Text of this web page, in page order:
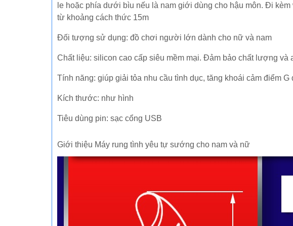
le hoặc phía dưới bìu nếu là nam giới dùng cho hậu môn. Đi
từ khoảng cách thức 15m
Đối tượng sử dụng: đồ chơi người lớn dành cho nữ và nam
Chất liệu: silicon cao cấp siêu mềm mại. Đảm bảo chất lượng và
Tính năng: giúp giải tỏa nhu cầu tình dục, tăng khoái cảm điểm G
Kích thước: như hình
Tiêu dùng pin: sạc cổng USB
Giới thiệu Máy rung tình yêu tự sướng cho nam và nữ